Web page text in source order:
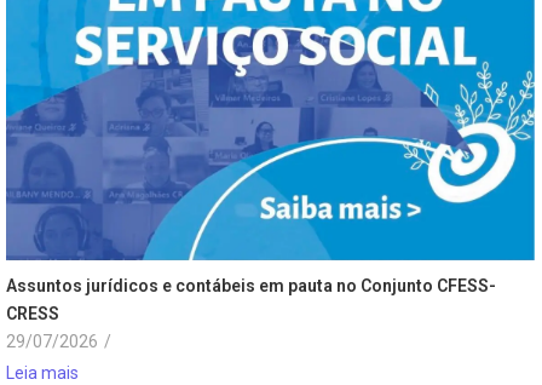
Assuntos jurídicos e contábeis em pauta no Conjunto CFESS-
CRESS
29/07/2026 /
Leia mais